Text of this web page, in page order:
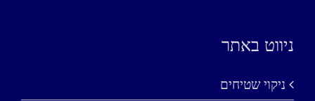
ניווט באתר
ניקוי שטיחים